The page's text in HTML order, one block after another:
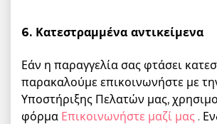
6. Κατεστραμμένα αντικείμενα
Εάν η παραγγελία σας φτάσει
παρακαλούμε επικοινωνήστε με
Υποστήριξης Πελατών μας,
φόρμα Επικοινωνήστε μαζί μας .